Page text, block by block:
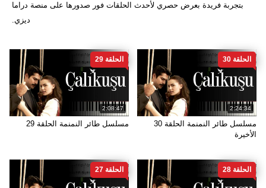
بتجربة فريدة بعرض حصري لأحدث الحلقات فور صدورها على منصة دراما
ديزي.
2:24:34
الحلقة 30
مسلسل طائر النمنمة الحلقة 30
الأخيرة
2:08:47
الحلقة 29
مسلسل طائر النمنمة الحلقة 29
الحلقة 28 الحلقة 27